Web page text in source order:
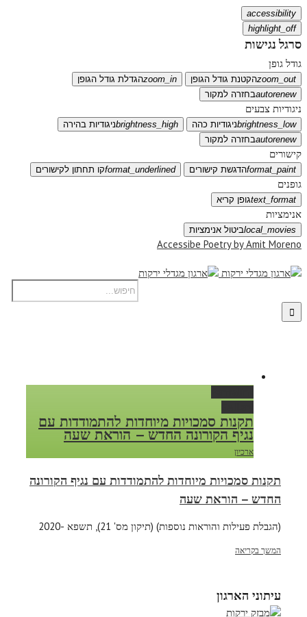
accessibility
highlight_off
סרגל נגישות
גודל גופן
zoom_outהקטנת גודל הגופן zoom_inהגדלת גודל הגופן
autorenewבחזרה למקור
ניגודיות צבעים
brightness_lowניגודיות כהה brightness_highניגודיות בהירה
autorenewבחזרה למקור
קישורים
format_paintהדגשת קישורים format_underlinedקו תחתון לקישורים
גופנים
text_formatגופן קריא
אנימציות
local_moviesביטול אנימציות
Accessibe Poetry by Amit Moreno
תקנות סמכויות מיוחדות להתמודדות עם
נגיף הקורונה החדש – הוראת שעה
ארכיון
תקנות סמכויות מיוחדות להתמודדות עם נגיף הקורונה
החדש – הוראת שעה
(הגבלת פעילות והוראות נוספות) (תיקון מס' 21), תשפא -2020
המשך בקריאה
עיתוני הארגון